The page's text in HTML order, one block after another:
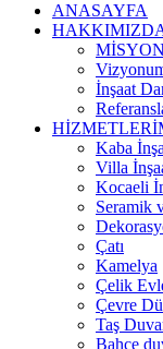
ANASAYFA
İnşaat
Kaba
Villa
Kocaeli
Seramik
Çatı
Kamelya
Çelik
Çevre
Taş
Bahçe